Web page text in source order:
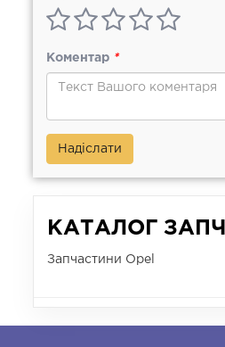
Коментар *
Надіслати
КАТАЛОГ
Запчастини Opel